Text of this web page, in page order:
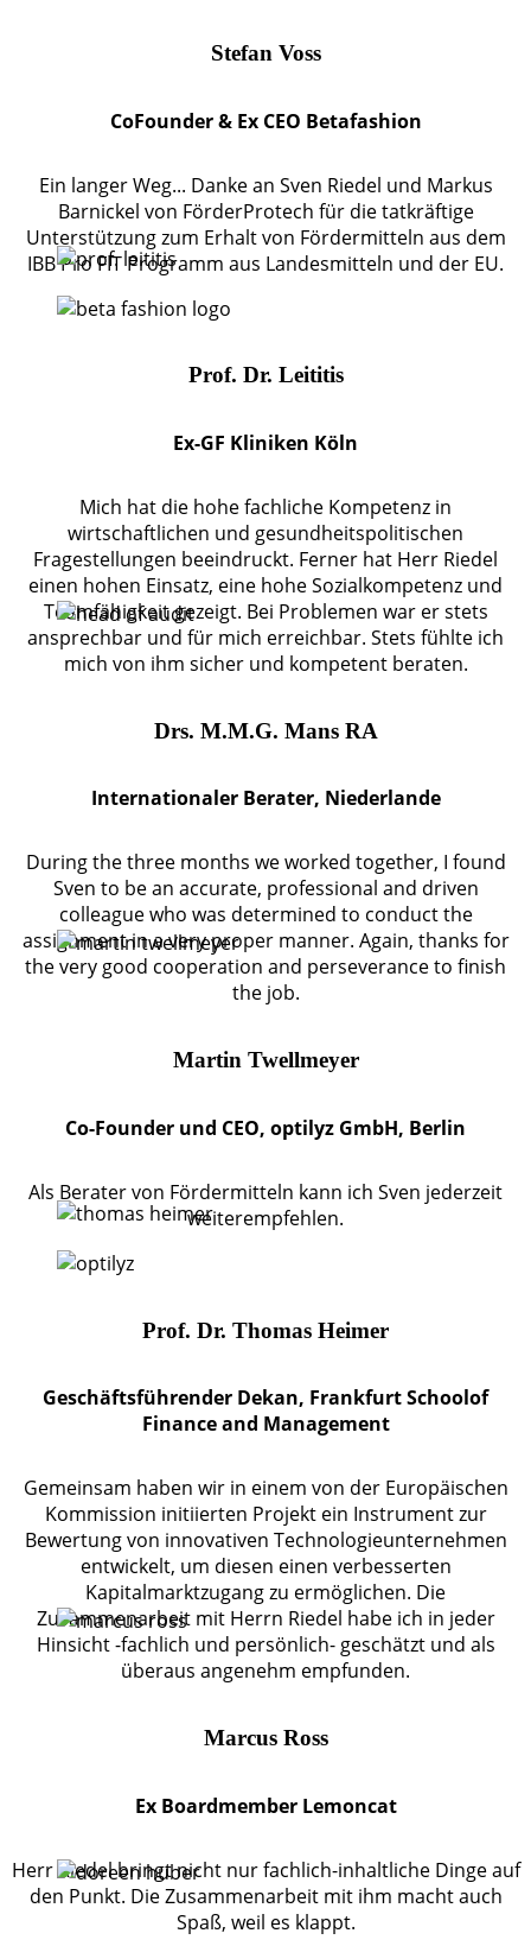
Stefan Voss
CoFounder & Ex CEO Betafashion
Ein langer Weg... Danke an Sven Riedel und Markus
Barnickel von FörderProtech für die tatkräftige
Unterstützung zum Erhalt von Fördermitteln aus dem
IBB Pro FIT Programm aus Landesmitteln und der EU.
Prof. Dr. Leititis
Ex-GF Kliniken Köln
Mich hat die hohe fachliche Kompetenz in
wirtschaftlichen und gesundheitspolitischen
Fragestellungen beeindruckt. Ferner hat Herr Riedel
einen hohen Einsatz, eine hohe Sozialkompetenz und
Teamfähigkeit gezeigt. Bei Problemen war er stets
ansprechbar und für mich erreichbar. Stets fühlte ich
mich von ihm sicher und kompetent beraten.
Drs. M.M.G. Mans RA
Internationaler Berater, Niederlande
During the three months we worked together, I found
Sven to be an accurate, professional and driven
colleague who was determined to conduct the
assignment in a very proper manner. Again, thanks for
the very good cooperation and perseverance to finish
the job.
Martin Twellmeyer
Co-Founder und CEO, optilyz GmbH, Berlin
Als Berater von Fördermitteln kann ich Sven jederzeit
weiterempfehlen.
Prof. Dr. Thomas Heimer
Geschäftsführender Dekan, Frankfurt Schoolof
Finance and Management
Gemeinsam haben wir in einem von der Europäischen
Kommission initiierten Projekt ein Instrument zur
Bewertung von innovativen Technologieunternehmen
entwickelt, um diesen einen verbesserten
Kapitalmarktzugang zu ermöglichen. Die
Zusammenarbeit mit Herrn Riedel habe ich in jeder
Hinsicht -fachlich und persönlich- geschätzt und als
überaus angenehm empfunden.
Marcus Ross
Ex Boardmember Lemoncat
Herr Riedel bringt nicht nur fachlich-inhaltliche Dinge auf
den Punkt. Die Zusammenarbeit mit ihm macht auch
Spaß, weil es klappt.